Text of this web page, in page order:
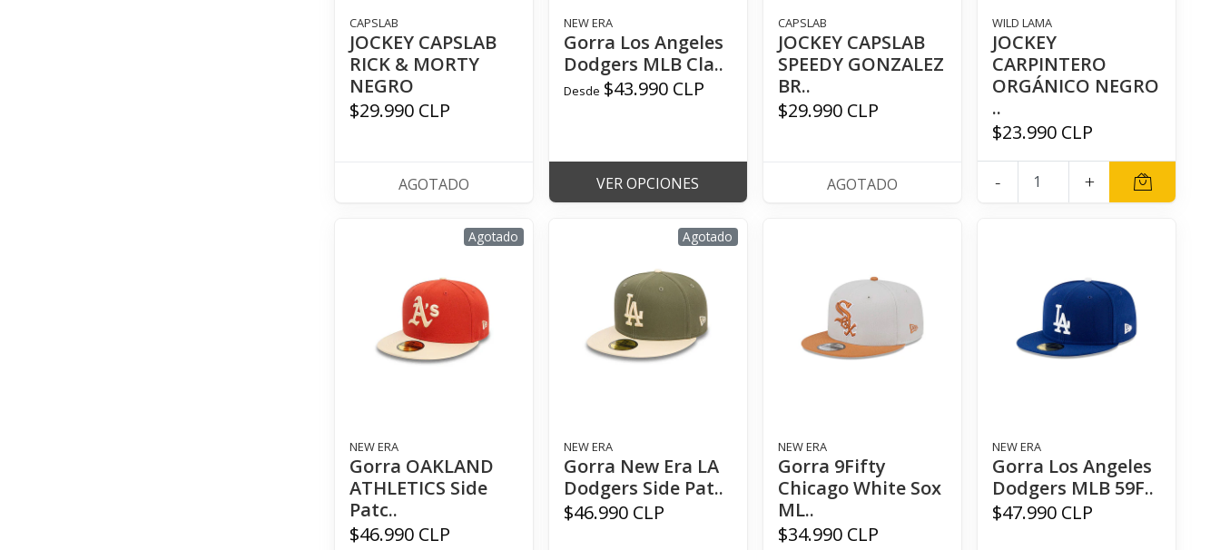
CAPSLAB
JOCKEY CAPSLAB
RICK & MORTY
NEGRO
$29.990 CLP
AGOTADO
NEW ERA
Gorra Los Angeles
Dodgers MLB Cla..
Desde $43.990 CLP
VER OPCIONES
CAPSLAB
JOCKEY CAPSLAB
SPEEDY GONZALEZ
BR..
$29.990 CLP
AGOTADO
WILD LAMA
JOCKEY
CARPINTERO
ORGÁNICO NEGRO
..
$23.990 CLP
- +
Agotado
NEW ERA
Gorra OAKLAND
ATHLETICS Side
Patc..
$46.990 CLP
Agotado
NEW ERA
Gorra New Era LA
Dodgers Side Pat..
$46.990 CLP
NEW ERA
Gorra 9Fifty
Chicago White Sox
ML..
$34.990 CLP
NEW ERA
Gorra Los Angeles
Dodgers MLB 59F..
$47.990 CLP